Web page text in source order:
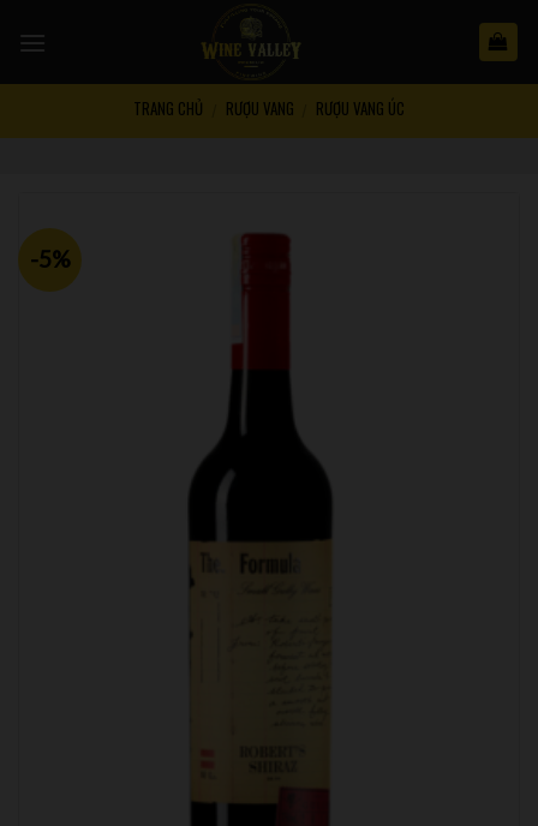
TRANG CHỦ RƯỢU VANG RƯỢU VANG ÚC
-5%